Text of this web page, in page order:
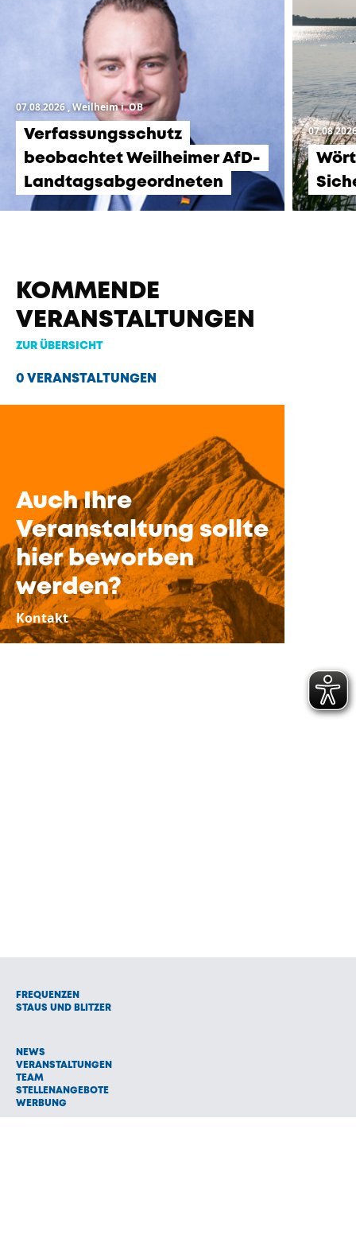
07.08.2026, Weilheim i. OB
Verfassungsschutz
beobachtet Weilheimer AfD-
Landtagsabgeordneten
KOMMENDE
VERANSTALTUNGEN
ZUR ÜBERSICHT
0 VERANSTALTUNGEN
Auch Ihre
Veranstaltung sollte
hier beworben
werden?
Kontakt
FREQUENZEN
STAUS UND BLITZER
NEWS
VERANSTALTUNGEN
TEAM
STELLENANGEBOTE
WERBUNG